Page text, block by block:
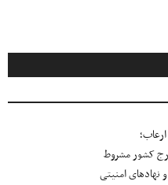
کشور مشروط
نهادهای امنیتی